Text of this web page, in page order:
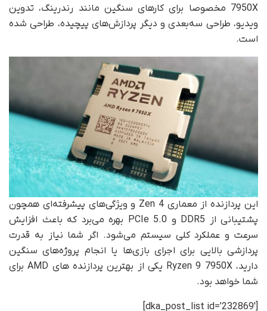
7950X مخصوصا برای کارهای سنگین مانند رندرینگ، تدوین
ویدیو، طراحی سه‌بعدی و دیگر پردازش‌های پیچیده، طراحی شده
است.
این پردازنده از معماری Zen 4 و ویژگی‌های پیشرفته‌ای همچون
پشتیبانی از DDR5 و PCIe 5.0 بهره می‌برد که باعث افزایش
سرعت و عملکرد کلی سیستم می‌شود. اگر شما نیاز به قدرت
پردازشی بالایی برای اجرای بازی‌ها یا انجام پروژه‌های سنگین
دارید، Ryzen 9 7950X یکی از بهترین پردازنده های AMD برای
شما خواهد بود.
[dka_post_list id=’232869′]